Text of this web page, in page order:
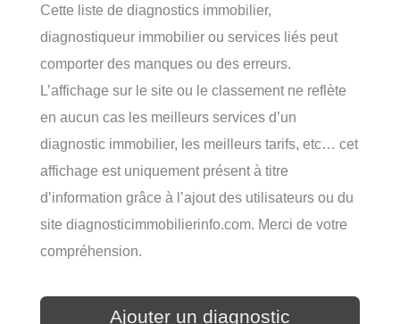
Cette liste de diagnostics immobilier,
diagnostiqueur immobilier ou services liés peut
comporter des manques ou des erreurs.
L’affichage sur le site ou le classement ne reflète
en aucun cas les meilleurs services d’un
diagnostic immobilier, les meilleurs tarifs, etc… cet
affichage est uniquement présent à titre
d’information grâce à l’ajout des utilisateurs ou du
site diagnosticimmobilierinfo.com. Merci de votre
compréhension.
Ajouter un diagnostic